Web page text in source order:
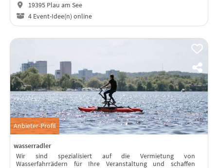
19395 Plau am See
4 Event-Idee(n) online
Anbieter-Profil
wasserradler
Wir sind spezialisiert auf die Vermietung von
Wasserfahrrädern für Ihre Veranstaltung und schaffen